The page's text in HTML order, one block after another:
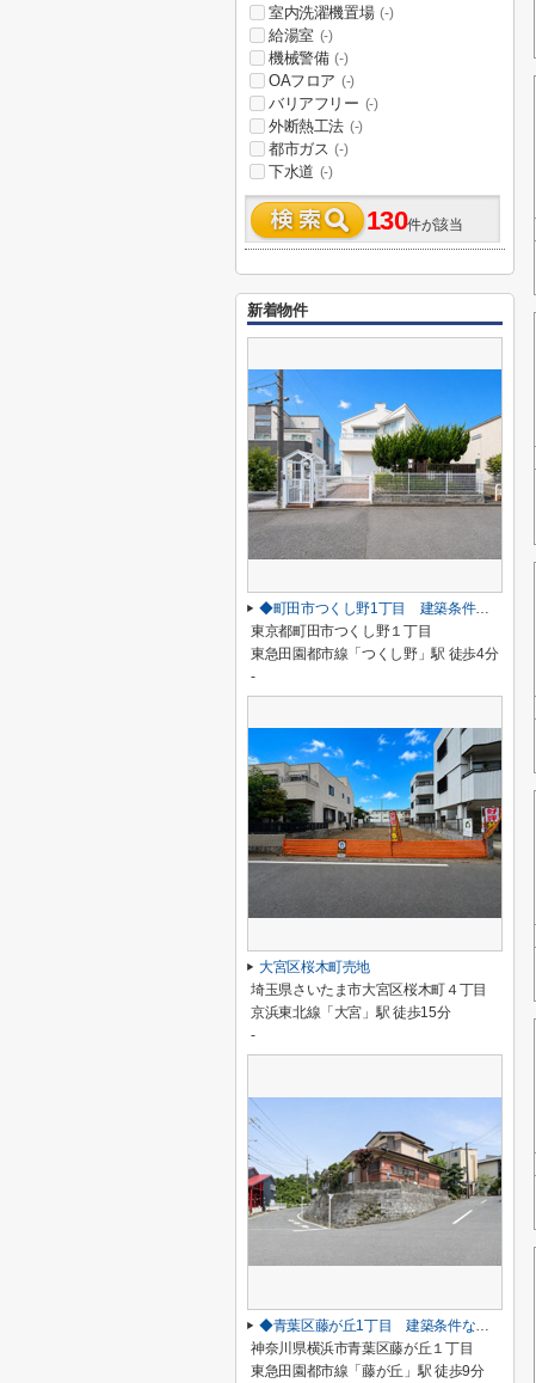
室内洗濯機置場 (-)
給湯室 (-)
機械警備 (-)
OAフロア (-)
バリアフリー (-)
外断熱工法 (-)
都市ガス (-)
下水道 (-)
130件が該当
新着物件
◆町田市つくし野1丁目 建築条件なし売地◆
東京都町田市つくし野１丁目
東急田園都市線「つくし野」駅 徒歩4分
-
大宮区桜木町売地
埼玉県さいたま市大宮区桜木町４丁目
京浜東北線「大宮」駅 徒歩15分
-
◆青葉区藤が丘1丁目 建築条件なし売地◆
神奈川県横浜市青葉区藤が丘１丁目
東急田園都市線「藤が丘」駅 徒歩9分